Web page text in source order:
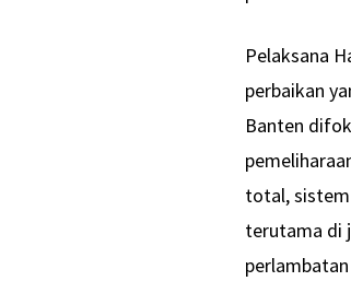
Pelaksana
perbaikan
Banten
total, sistem
terutama di